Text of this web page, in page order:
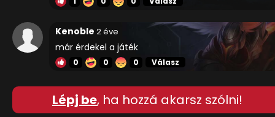
Kenoble 2 éve
már érdekel a játék
0 0 0 Válasz
Lépj be, ha hozzá akarsz szólni!